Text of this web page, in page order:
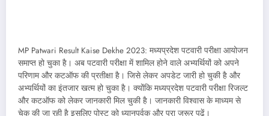
MP Patwari Result Kaise Dekhe 2023: मध्यप्रदेश पटवारी परीक्षा आयोजन
समाप्त हो चुका है। अब पटवारी परीक्षा में शामिल होने वाले अभ्यर्थियों को अपने
परिणाम और कटऑफ की प्रतीक्षा है। जिसे लेकर अपडेट जारी हो चुकी है और
अभ्यर्थियों का इंतजार खत्म हो चुका है। क्योंकि मध्यप्रदेश पटवारी परीक्षा रिजल्ट
और कटऑफ को लेकर जानकारी मिल चुकी है। जानकारी विश्वास के माध्यम से
चेक की जा रही है इसलिए पोस्ट को ध्यानपूर्वक और पूरा जरूर पढ़ें।